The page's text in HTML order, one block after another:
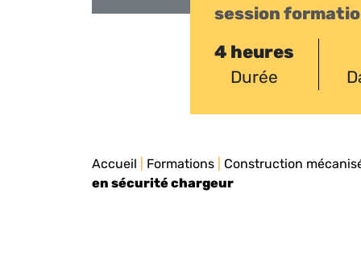
session
4 heures
Durée
Accueil Formations
Construction
en sécurité chargeur